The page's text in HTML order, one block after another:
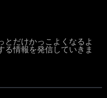
とだけかっこよくなるよ
る情報を発信していきま